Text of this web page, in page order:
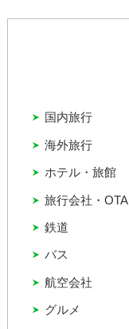
グルメ
バス
ホテル・旅館
国内旅行
旅行会社・OTA
海外旅行
航空会社
鉄道